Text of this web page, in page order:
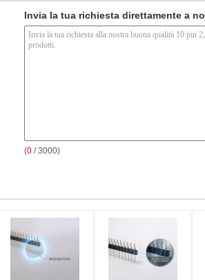
Invia la tua richiesta direttamente a
(0 / 3000)